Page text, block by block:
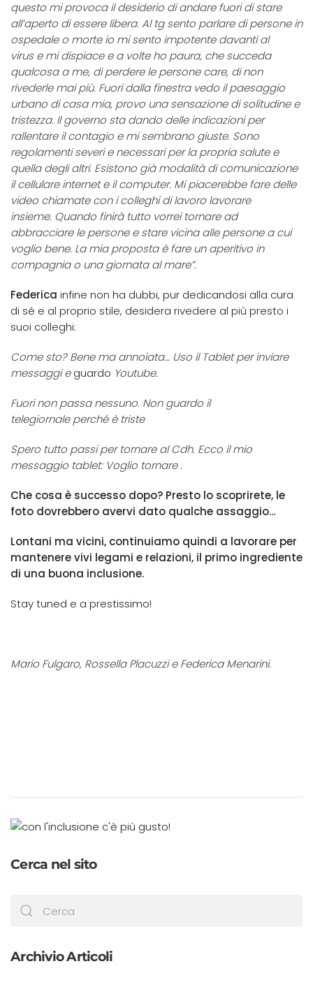
questo mi provoca il desiderio di andare fuori di stare
all’aperto di essere libera. Al tg sento parlare di persone in
ospedale o morte io mi sento impotente davanti al
virus e mi dispiace e a volte ho paura, che succeda
qualcosa a me, di perdere le persone care, di non
rivederle mai più. Fuori dalla finestra vedo il paesaggio
urbano di casa mia, provo una sensazione di solitudine e
tristezza. Il governo sta dando delle indicazioni per
rallentare il contagio e mi sembrano giuste. Sono
regolamenti severi e necessari per la propria salute e
quella degli altri. Esistono già modalità di comunicazione
il cellulare internet e il computer. Mi piacerebbe fare delle
video chiamate con i colleghi di lavoro lavorare
insieme. Quando finirà tutto vorrei tornare ad
abbracciare le persone e stare vicina alle persone a cui
voglio bene. La mia proposta è fare un aperitivo in
compagnia o una giornata al mare”.
Federica infine non ha dubbi, pur dedicandosi alla cura
di sé e al proprio stile, desidera rivedere al più presto i
suoi colleghi:
Come sto? Bene ma annoiata… Uso il Tablet per inviare
messaggieguardo Youtube.
Fuori non passa nessuno. Non guardo il
telegiornaleperché è triste
Spero tutto passi per tornare alCdh. Ecco il mio
messaggio tablet:Voglio tornare.
Che cosa è successo dopo? Presto lo scoprirete, le
foto dovrebbero avervi dato qualche assaggio…
Lontani ma vicini, continuiamo quindi a lavorare per
mantenere vivi legami e relazioni, il primo ingrediente
di una buona inclusione.
Stay tuned e a prestissimo!
Mario Fulgaro, Rossella Placuzzi e Federica Menarini.
Cerca nel sito
Archivio Articoli